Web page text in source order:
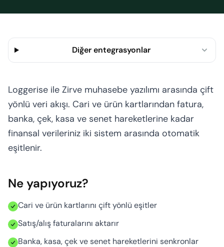
LoggyGo
Platformu
Kurumsal
CO2
Hesaplayıcı
Diğer entegrasyonlar
Loggerise ile Zirve muhasebe yazılımı arasında çift
yönlü veri akışı. Cari ve ürün kartlarından fatura,
banka, çek, kasa ve senet hareketlerine kadar
finansal verileriniz iki sistem arasında otomatik
eşitlenir.
Ne yapıyoruz?
Cari ve ürün kartlarını çift yönlü eşitler
Satış/alış faturalarını aktarır
Banka, kasa, çek ve senet hareketlerini senkronlar